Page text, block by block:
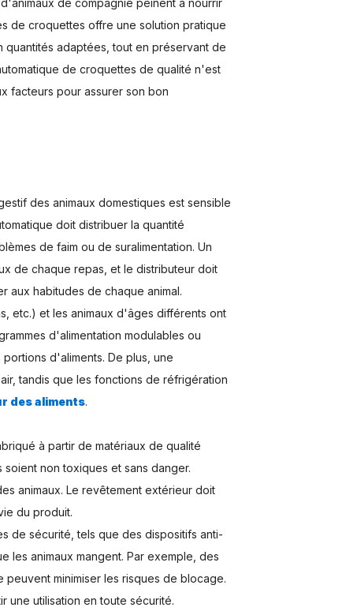
de compagnie peinent à nourrir
de croquettes offre une solution pratique
quantités adaptées, tout en préservant de
de croquettes de qualité n'est
facteurs pour assurer son bon
des animaux domestiques est sensible
doit distribuer la quantité
de faim ou de suralimentation. Un
de chaque repas, et le distributeur doit
aux habitudes de chaque animal.
etc.) et les animaux d'âges différents ont
d'alimentation modulables ou
d'aliments. De plus, une
tandis que les fonctions de réfrigération
des aliments.
à partir de matériaux de qualité
non toxiques et sans danger.
animaux. Le revêtement extérieur doit
du produit.
de sécurité, tels que des dispositifs anti-
les animaux mangent. Par exemple, des
minimiser les risques de blocage.
une utilisation en toute sécurité.